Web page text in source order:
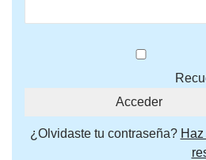
¿Olvidaste tu contraseña?